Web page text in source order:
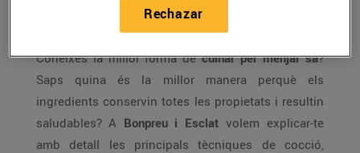
Coneixes la millor forma decuinar per menjar sa?
Saps quina és la millor manera perquè els
ingredients conservin totes les propietats i resultin
saludables? A Bonpreu i Esclat volem explicar-te
amb detall les principals tècniques de cocció,
Rechazar